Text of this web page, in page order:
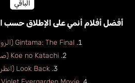
الباقي
أفضل أفلام أنمي على الإطلاق حسب
Gintama: The Final (الروح الفضية: الأخير)
Koe no Katachi (صوت صامت)
Look Back (انظر للخلف)